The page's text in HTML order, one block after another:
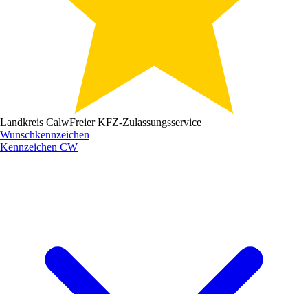
Landkreis CalwFreier KFZ-Zulassungsservice
Wunschkennzeichen
Kennzeichen CW